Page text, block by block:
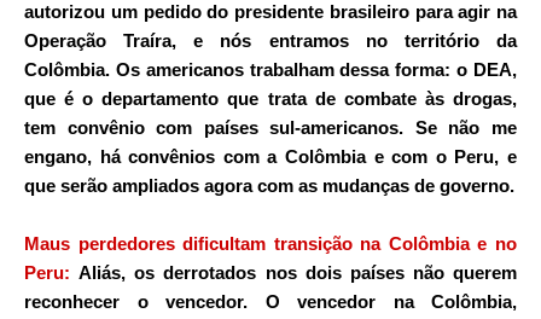
autorizou um pedido do presidente brasileiro para agir na
Operação Traíra, e nós entramos no território da
Colômbia. Os americanos trabalham dessa forma: o DEA,
que é o departamento que trata de combate às drogas,
tem convênio com países sul-americanos. Se não me
engano, há convênios com a Colômbia e com o Peru, e
que serão ampliados agora com as mudanças de governo.
Maus perdedores dificultam transição na Colômbia e no
Peru: Aliás, os derrotados nos dois países não querem
reconhecer o vencedor. O vencedor na Colômbia,